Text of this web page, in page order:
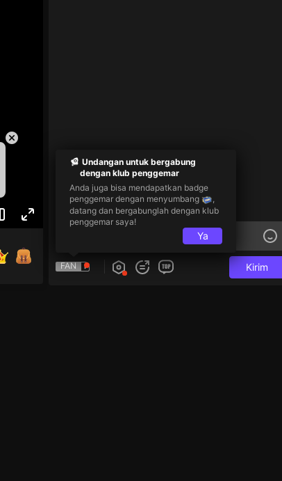
FAN Kirim
Undangan untuk bergabung
dengan klub penggemar
Anda juga bisa mendapatkan badge
penggemar dengan menyumbang
,
datang dan bergabunglah dengan klub
penggemar saya!
Ya